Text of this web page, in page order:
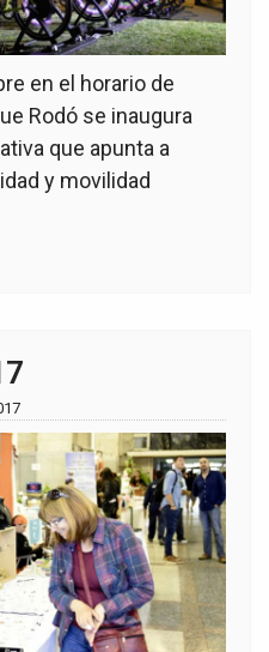
en el horario de
Rodó se inaugura
que apunta a
y movilidad